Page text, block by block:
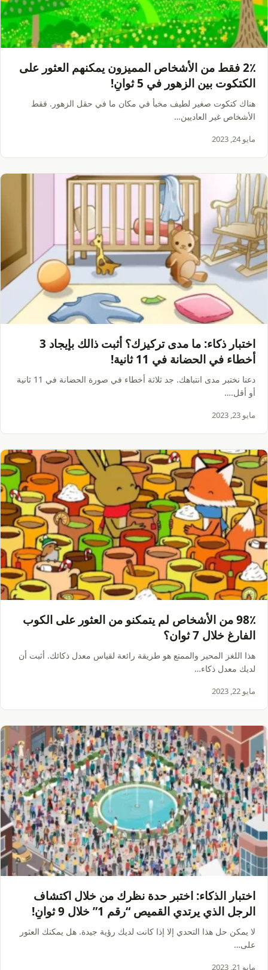
2٪ فقط من الأشخاص المميزون يمكنهم العثور على
الكتكوت بين الزهور في 5 ثوانٍ!
هناك كتكوت صغير لطيف مخبأ في مكان ما في حقل الزهور. فقط
الأشخاص غير العاديين…
مايو 24, 2023
اختبار ذكاء: ما مدى تركيزك؟ أثبت ذالك بإيجاد 3
أخطاء في الحضانة في 11 ثانية!
دعنا نختبر مدى انتباهك. جد ثلاثة أخطاء في صورة الحضانة في 11 ثانية
أو أقل.…
مايو 23, 2023
98٪ من الأشخاص لم يتمكنو من العثور على الكوب
الفارغ خلال 7 ثوان؟
هذا اللغز المحير والممتع هو طريقة رائعة لقياس معدل ذكائك. أثبت أن
لديك معدل ذكاء…
مايو 22, 2023
اختبار الذكاء: اختبر حدة نظرك من خلال اكتشاف
الرجل الذي يرتدي القميص “رقم 1” خلال 9 ثوانٍ!
لا يمكن حل هذا التحدي إلا إذا كانت لديك رؤية جيدة. هل يمكنك العثور
على…
مايو 21, 2023